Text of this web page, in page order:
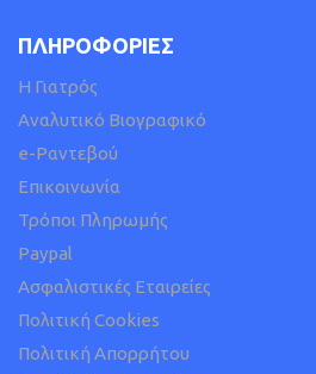
ΠΛΗΡΟΦΟΡΙΕΣ
H Γιατρός
Αναλυτικό Βιογραφικό
e-Ραντεβού
Επικοινωνία
Τρόποι Πληρωμής
Paypal
Ασφαλιστικές Εταιρείες
Πολιτική Cookies
Πολιτική Απορρήτου